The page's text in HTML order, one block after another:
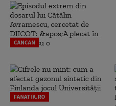
CANCAN
FANATIK.RO